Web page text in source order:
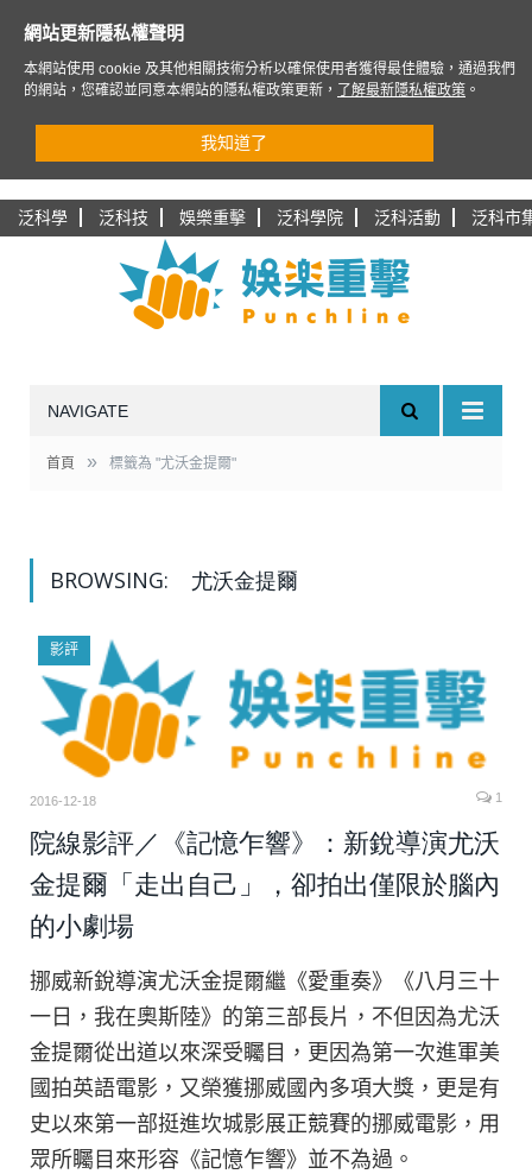
泛科學 泛科技 娛樂重擊 泛科學院 泛科活動 泛科市
NAVIGATE
首頁 » 標籤為 "尤沃金提爾"
BROWSING: 尤沃金提爾
影評
2016-12-18 1
院線影評／《記憶乍響》：新銳導演尤沃
金提爾「走出自己」，卻拍出僅限於腦內
的小劇場
挪威新銳導演尤沃金提爾繼《愛重奏》《八月三十
一日，我在奧斯陸》的第三部長片，不但因為尤沃
金提爾從出道以來深受矚目，更因為第一次進軍美
國拍英語電影，又榮獲挪威國內多項大獎，更是有
史以來第一部挺進坎城影展正競賽的挪威電影，用
眾所矚目來形容《記憶乍響》並不為過。
網站更新隱私權聲明
本網站使用 cookie 及其他相關技術分析以確保使用者獲得最佳體驗，通過我們
的網站，您確認並同意本網站的隱私權政策更新，
了解最新隱私權政策 。
我知道了